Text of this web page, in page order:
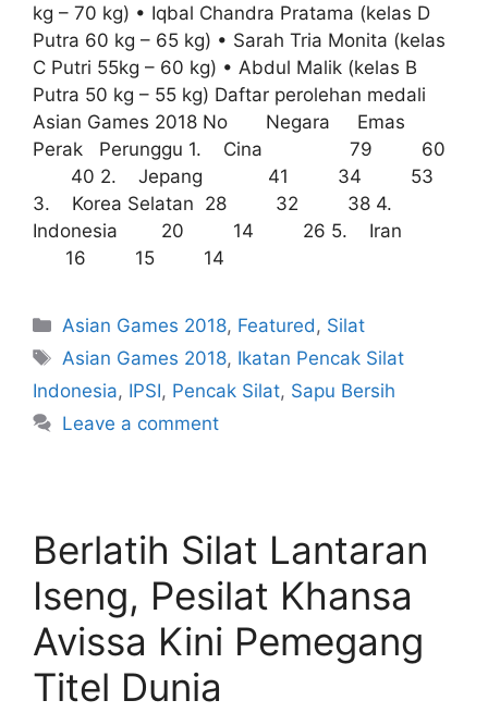
kg – 70 kg) • Iqbal Chandra Pratama (kelas D
Putra 60 kg – 65 kg) • Sarah Tria Monita (kelas
C Putri 55kg – 60 kg) • Abdul Malik (kelas B
Putra 50 kg – 55 kg) Daftar perolehan medali
Asian Games 2018 No Negara Emas
Perak Perunggu 1. Cina 79 60
40 2. Jepang 41 34 53
3. Korea Selatan 28 32 38 4.
Indonesia 20 14 26 5. Iran
16 15 14
Asian Games 2018, Featured , Silat
Asian Games 2018, Ikatan Pencak Silat
Indonesia, IPSI, Pencak Silat, Sapu Bersih
Leave a comment
Berlatih Silat Lantaran
Iseng, Pesilat Khansa
Avissa Kini Pemegang
Titel Dunia